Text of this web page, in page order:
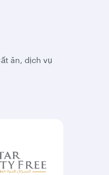
ăn, dịch vụ